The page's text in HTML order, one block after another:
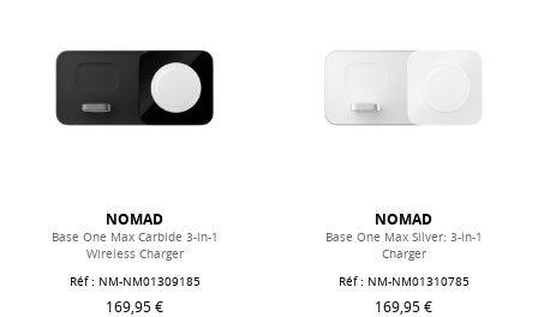
NOMAD
Base One Max Carbide 3-in-1
Wireless Charger
Réf : NM-NM01309185
169,95 €
NOMAD
Base One Max Silver: 3-in-1
Charger
Réf : NM-NM01310785
169,95 €